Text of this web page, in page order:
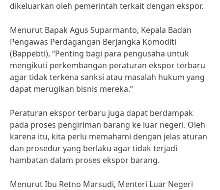
dikeluarkan oleh pemerintah terkait dengan ekspor.
Menurut Bapak Agus Suparmanto, Kepala Badan
Pengawas Perdagangan Berjangka Komoditi
(Bappebti), “Penting bagi para pengusaha untuk
mengikuti perkembangan peraturan ekspor terbaru
agar tidak terkena sanksi atau masalah hukum yang
dapat merugikan bisnis mereka.”
Peraturan ekspor terbaru juga dapat berdampak
pada proses pengiriman barang ke luar negeri. Oleh
karena itu, kita perlu memahami dengan jelas aturan
dan prosedur yang berlaku agar tidak terjadi
hambatan dalam proses ekspor barang.
Menurut Ibu Retno Marsudi, Menteri Luar Negeri